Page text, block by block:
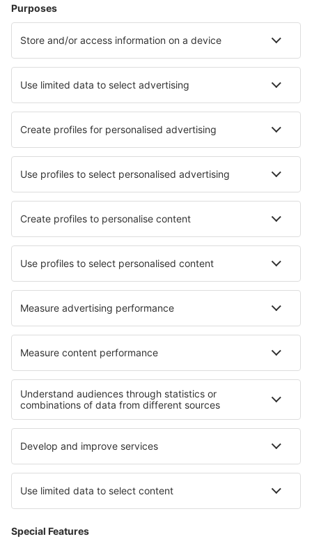
Flyg+Hotell
Hotell
Transfer
Sevärdheter
Sportevenemang
Läs mer
Mobilapp
Flygbolag
SAS
Ryanair
Lufthansa
Norwegian
WizzAir
Om eSky
Köpvillkor
Mina bokningar
Integritetspolicy
Support och kontakt
Integritet